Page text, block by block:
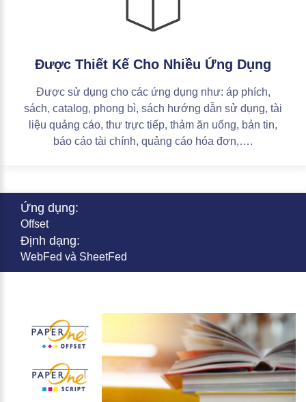
Được Thiết Kế Cho Nhiều Ứng Dụng
Được sử dụng cho các ứng dụng như: áp phích,
sách, catalog, phong bì, sách hướng dẫn sử dụng, tài
liệu quảng cáo, thư trực tiếp, thảm ăn uống, bản tin,
báo cáo tài chính, quảng cáo hóa đơn,….
Ứng dụng:
Offset
Định dạng:
WebFed và SheetFed